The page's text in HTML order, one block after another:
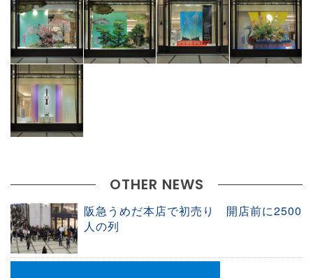
OTHER NEWS
阪急うめだ本店で初売り 開店前に2500
人の列